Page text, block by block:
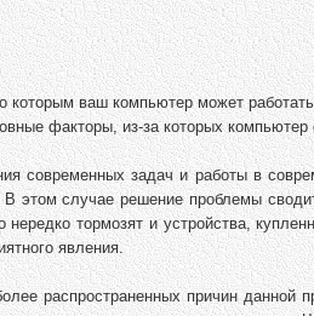
которым ваш компьютер может
факторы, из-за которых компьютер
современных задач и работы в
этом случае решение проблемы
тормозят и устройства,
явления.
распространенных причин данной